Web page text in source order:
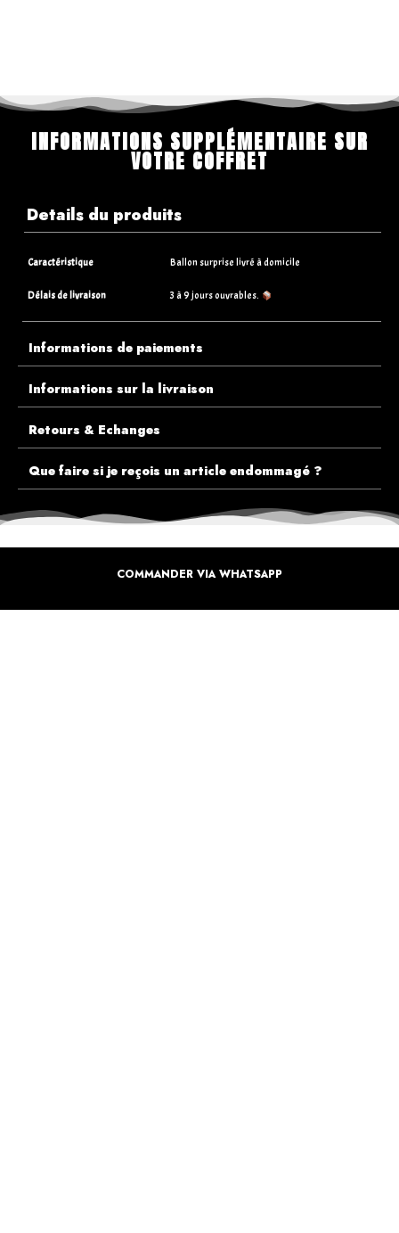
INFORMATIONS SUPPLÉMENTAIRE SUR
VOTRE COFFRET
Details du produits
Caractéristique Ballon surprise livré à domicile
Délais de livraison 3 à 9 jours ouvrables.
Informations de paiements
Informations sur la livraison
Retours & Echanges
Que faire si je reçois un article endommagé ?
COMMANDER VIA WHATSAPP